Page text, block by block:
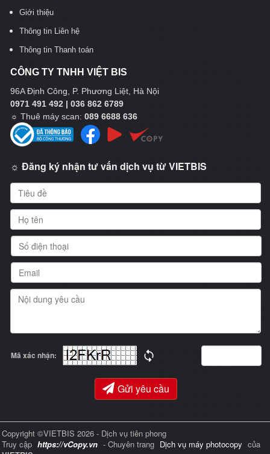
Giới thiệu
Thông tin Liên hệ
Thông tin Thanh toán
CÔNG TY TNHH VIỆT BIS
96A Định Công, P. Phương Liệt, Hà Nội
0971 491 492 | 036 862 6789
☼ Thuê máy scan: 089 6688 636
☼ Đăng ký nhận tư vấn dịch vụ từ VIETBIS
Mã xác nhận:
Gửi yêu cầu
Copyright ©VIETBIS 2026 - Dịch vụ tiên phong
Truy cập https://vCopy.vn - Chuyên trang Dịch vụ máy photocopy của